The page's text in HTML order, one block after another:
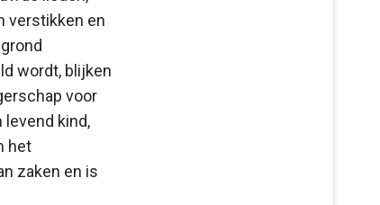
verstikken en
wordt, blijken
voor
levend kind,
het
zaken en is